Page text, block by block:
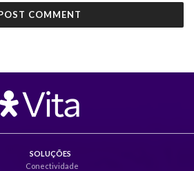
SOLUÇÕES
Conectividade